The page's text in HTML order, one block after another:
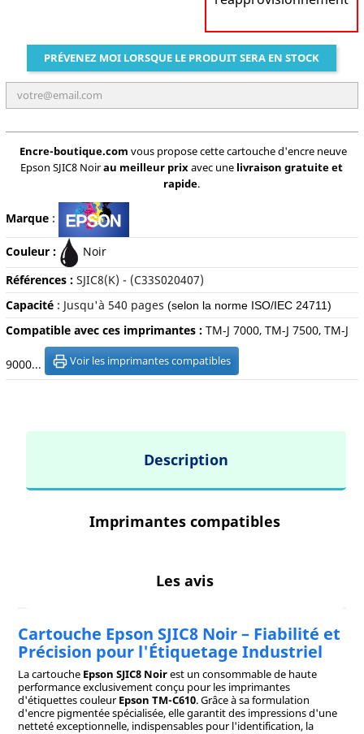
PRÉVENEZ MOI LORSQUE LE PRODUIT SERA EN STOCK
Encre-boutique.com vous propose cette cartouche d'encre neuve
Epson SJIC8 Noirau meilleur prixavec une livraison gratuite et
rapide.
Marque:
Couleur :
Noir
Références : SJIC8(K) - (C33S020407)
Capacité: Jusqu'à 540 pages (selon la norme ISO/IEC 24711)
Compatible avec ces imprimantes : TM-J 7000, TM-J 7500, TM-J
9000... Voir les imprimantes compatibles
Description
Imprimantes compatibles
Les avis
Cartouche Epson SJIC8 Noir – Fiabilité et
Précision pour l'Étiquetage Industriel
La cartouche Epson SJIC8 Noirest un consommable de haute
performance exclusivement conçu pour les imprimantes
d'étiquettes couleurEpson TM-C610. Grâce à sa formulation
d'encre pigmentée spécialisée, elle garantit des impressions d'une
netteté exceptionnelle, indispensables pour l'identification, la